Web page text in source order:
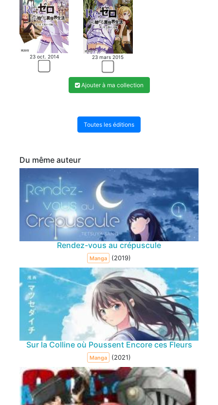
23 oct. 2014 23 mars 2015
Ajouter à ma collection
Toutes les éditions
Du même auteur
Rendez-vous au crépuscule
Manga (2019)
Sur la Colline où Poussent Encore ces Fleurs
Manga (2021)